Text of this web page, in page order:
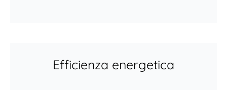
Efficienza energetica